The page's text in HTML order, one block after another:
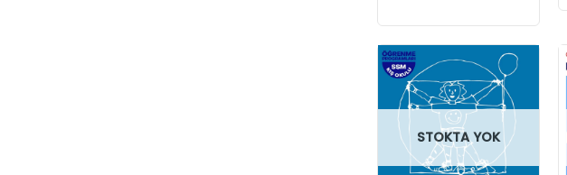
STOKTA YOK